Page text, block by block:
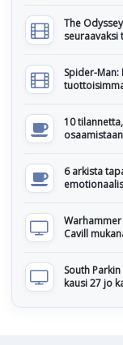
The
seuraavaksi
Spider-
10
6 arkista
Cavill
South
kausi 27 jo